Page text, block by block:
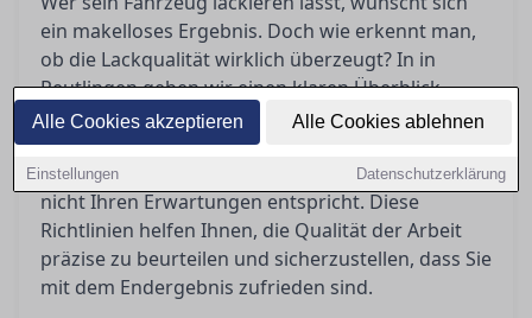
Alle Cookies akzeptieren Alle Cookies ablehnen
Einstellungen Datenschutzerklärung
ein makelloses Ergebnis. Doch wie erkennt man,
ob die Lackqualität wirklich überzeugt? In in
Reutlingen geben wir einen klaren Überblick
darüber, was nach einer Lackierung zu prüfen ist,
welche Toleranzen akzeptabel sind und welche
Schritte Sie einleiten können, wenn das Ergebnis
nicht Ihren Erwartungen entspricht. Diese
Richtlinien helfen Ihnen, die Qualität der Arbeit
präzise zu beurteilen und sicherzustellen, dass Sie
mit dem Endergebnis zufrieden sind.